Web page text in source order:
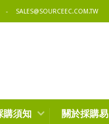
SALES@SOURCEEC.COM.TW
購須知 關於採購易